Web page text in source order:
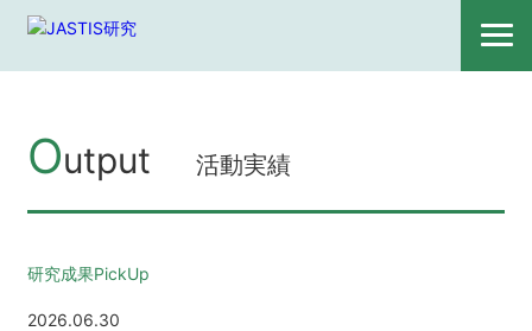
Output 活動実績
研究成果PickUp
2026.06.30